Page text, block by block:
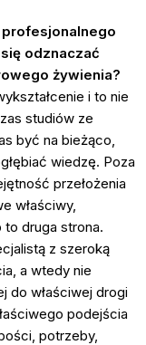
profesjonalnego
odznaczać
żywienia?
i to nie
studiów ze
być na bieżąco,
wiedzę. Poza
przełożenia
właściwy,
druga strona.
z szeroką
a wtedy nie
do właściwej drogi
podejścia
potrzeby,